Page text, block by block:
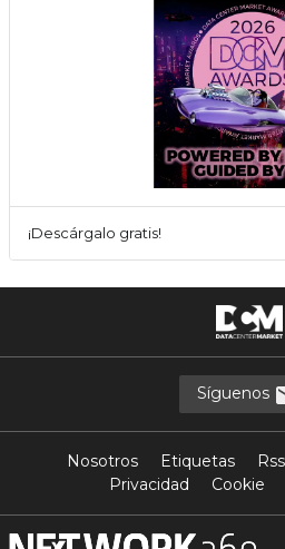
¡Descárgalo gratis!
Síguenos
Nosotros Etiquetas
Privacidad
Cookie